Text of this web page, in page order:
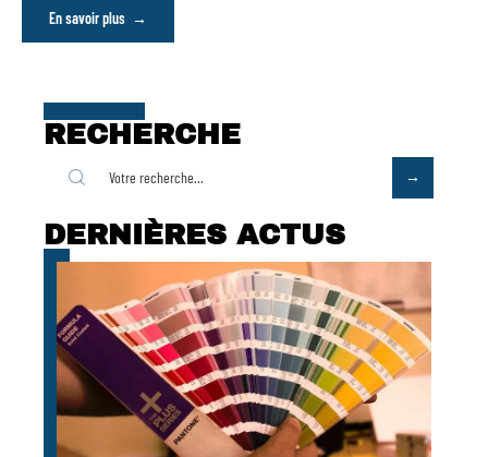
En savoir plus
RECHERCHE
DERNIÈRES ACTUS